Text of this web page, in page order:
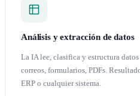
Análisis y extracción de datos
La IA lee, clasifica y estructura
correos, formularios, PDFs.
ERP o cualquier sistema.